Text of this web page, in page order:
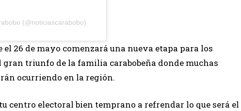
(@noticiascarabobo)
26 de mayo comenzará una nueva etapa para los
gran triunfo de la familia carabobeña donde muchas
ocurriendo en la región.
centro electoral bien temprano a refrendar lo que será el